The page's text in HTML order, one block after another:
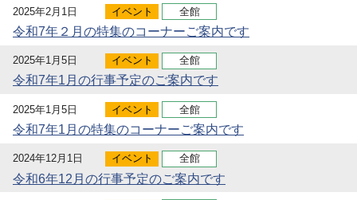
2025年2月1日 イベント 全館
令和7年２月の特集のコーナーご案内です
2025年1月5日 イベント 全館
令和7年1月の行事予定のご案内です
2025年1月5日 イベント 全館
令和7年1月の特集のコーナーご案内です
2024年12月1日 イベント 全館
令和6年12月の行事予定のご案内です